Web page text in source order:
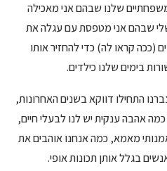
שלנו שבהם אני מאכילה
שבהם אני מטפסת עם עגלה את
(ככה קראו לה) כדי להחזיר אותו
בימים שלנו כילדים.
התחילו דווקא בשנים האחרונות,
אהבה ענקית יש לנו לבעלי חיים,
מאמא, כמה אנחנו אוהבים את
בגלל אותן תכונות אופי.